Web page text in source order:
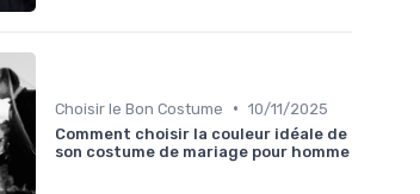
Choisir le Bon Costume • 10/11/2025
Comment choisir la couleur idéale de
son costume de mariage pour homme